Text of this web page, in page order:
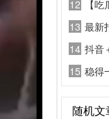
12
【
13 最新
14 抖音
15 稳得
随机文